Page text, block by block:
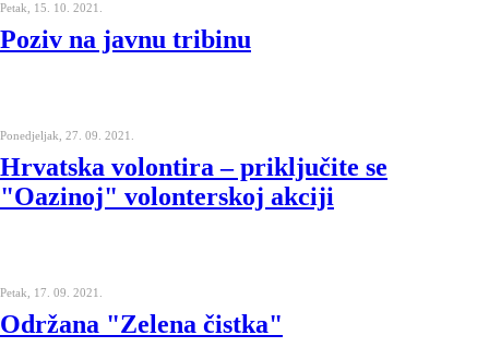
Petak, 15. 10. 2021.
Poziv na javnu tribinu
Ponedjeljak, 27. 09. 2021.
Hrvatska volontira – priključite se
"Oazinoj" volonterskoj akciji
Petak, 17. 09. 2021.
Održana "Zelena čistka"